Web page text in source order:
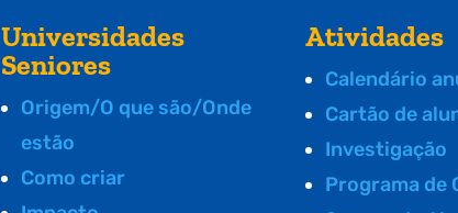
Universidades
Seniores
Origem/O que são/Onde
estão
Como criar
Atividades
Calendário
Cartão de
Investigação
Programa de